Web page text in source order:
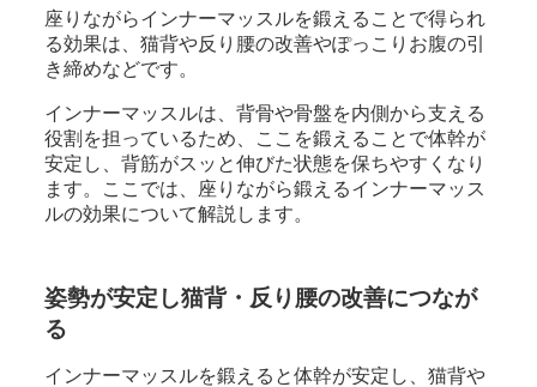
座りながらインナーマッスルを鍛えることで得られ
る効果は、猫背や反り腰の改善やぽっこりお腹の引
き締めなどです。
インナーマッスルは、背骨や骨盤を内側から支える
役割を担っているため、ここを鍛えることで体幹が
安定し、背筋がスッと伸びた状態を保ちやすくなり
ます。ここでは、座りながら鍛えるインナーマッス
ルの効果について解説します。
姿勢が安定し猫背・反り腰の改善につなが
る
インナーマッスルを鍛えると体幹が安定し、猫背や